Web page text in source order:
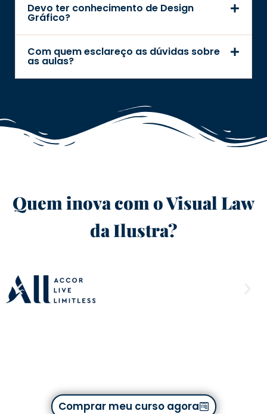
Devo ter conhecimento de Design
Gráfico?
Com quem esclareço as dúvidas sobre
as aulas?
Quem inova com o Visual Law
da Ilustra?
Comprar meu curso agora